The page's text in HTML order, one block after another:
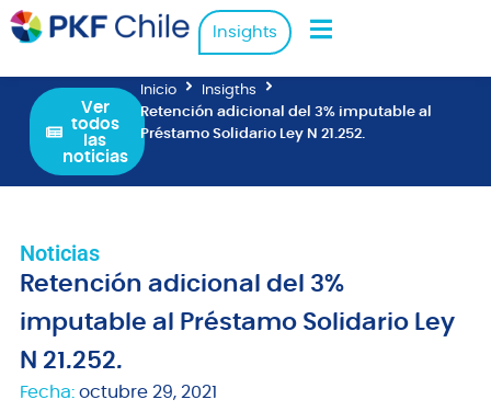
Insights
Ver
todos
las
noticias
Inicio
Insigths
Retención adicional del 3% imputable al
Préstamo Solidario Ley N 21.252.
Noticias
Retención adicional del 3%
imputable al Préstamo Solidario Ley
N 21.252.
Fecha: octubre 29, 2021